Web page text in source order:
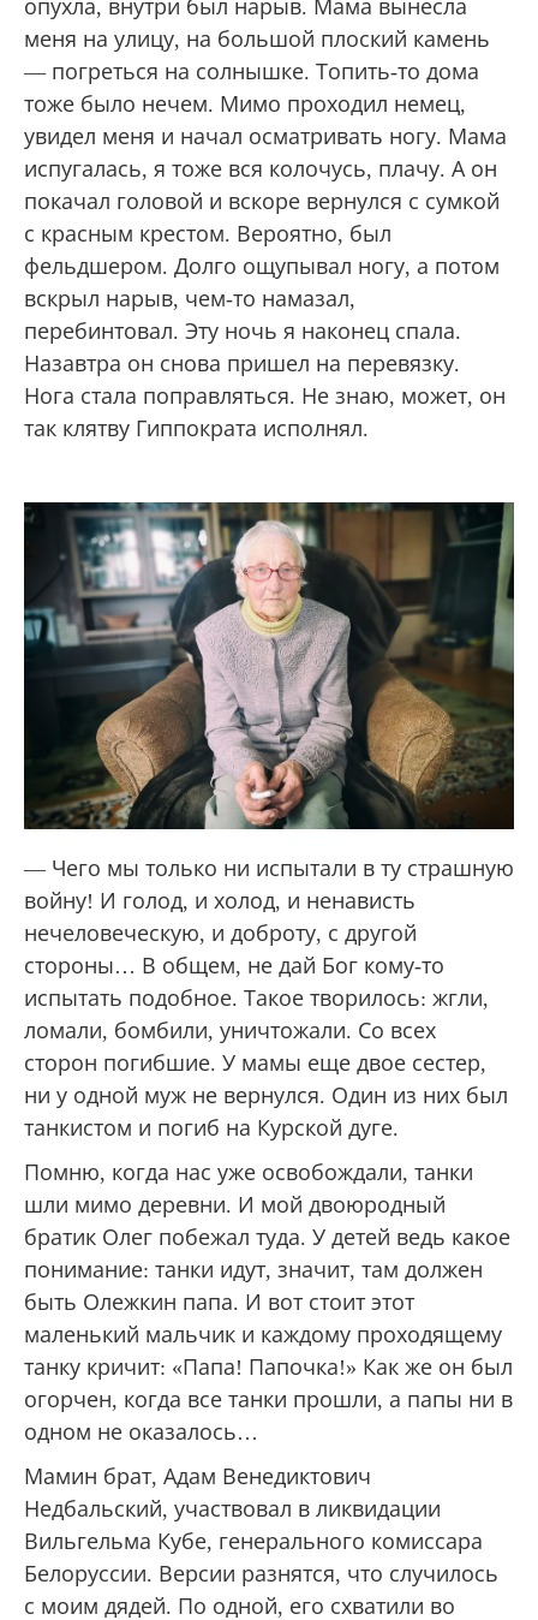
опухла, внутри был нарыв. Мама вынесла
меня на улицу, на большой плоский камень
— погреться на солнышке. Топить-то дома
тоже было нечем. Мимо проходил немец,
увидел меня и начал осматривать ногу. Мама
испугалась, я тоже вся колочусь, плачу. А он
покачал головой и вскоре вернулся с сумкой
с красным крестом. Вероятно, был
фельдшером. Долго ощупывал ногу, а потом
вскрыл нарыв, чем-то намазал,
перебинтовал. Эту ночь я наконец спала.
Назавтра он снова пришел на перевязку.
Нога стала поправляться. Не знаю, может, он
так клятву Гиппократа исполнял.
— Чего мы только ни испытали в ту страшную
войну! И голод, и холод, и ненависть
нечеловеческую, и доброту, с другой
стороны… В общем, не дай Бог кому-то
испытать подобное. Такое творилось: жгли,
ломали, бомбили, уничтожали. Со всех
сторон погибшие. У мамы еще двое сестер,
ни у одной муж не вернулся. Один из них был
танкистом и погиб на Курской дуге.
Помню, когда нас уже освобождали, танки
шли мимо деревни. И мой двоюродный
братик Олег побежал туда. У детей ведь какое
понимание: танки идут, значит, там должен
быть Олежкин папа. И вот стоит этот
маленький мальчик и каждому проходящему
танку кричит: «Папа! Папочка!» Как же он был
огорчен, когда все танки прошли, а папы ни в
одном не оказалось…
Мамин брат, Адам Венедиктович
Недбальский, участвовал в ликвидации
Вильгельма Кубе, генерального комиссара
Белоруссии. Версии разнятся, что случилось
с моим дядей. По одной, его схватили во